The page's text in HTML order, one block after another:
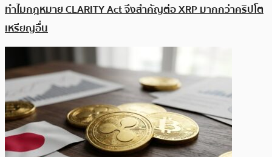
ทำไมกฎหมาย CLARITY Act จึงสำคัญต่อ XRP มากกว่าคริปโต
เหรียญอื่น